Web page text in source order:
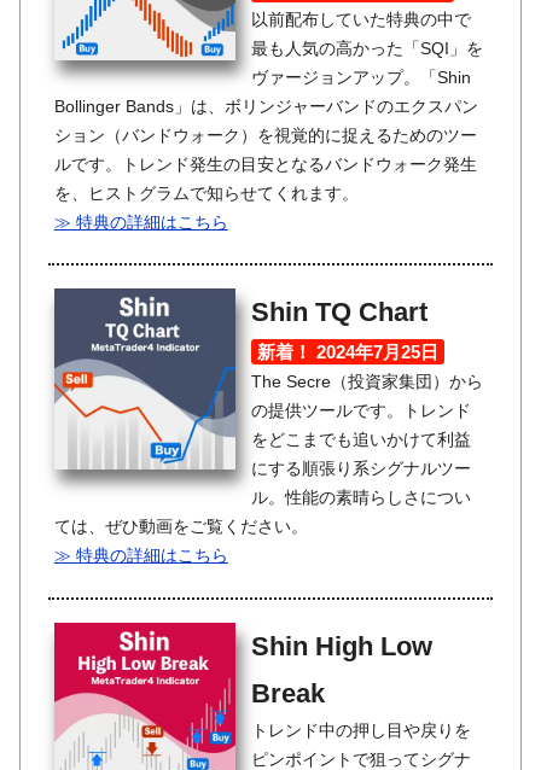
以前配布していた特典の中で
最も人気の高かった「SQI」を
ヴァージョンアップ。「Shin
Bollinger Bands」は、ボリンジャーバンドのエクスパン
ション（バンドウォーク）を視覚的に捉えるためのツー
ルです。トレンド発生の目安となるバンドウォーク発生
を、ヒストグラムで知らせてくれます。
≫ 特典の詳細はこちら
Shin TQ Chart
新着！ 2024年7月25日
The Secre（投資家集団）から
の提供ツールです。トレンド
をどこまでも追いかけて利益
にする順張り系シグナルツー
ル。性能の素晴らしさについ
ては、ぜひ動画をご覧ください。
≫ 特典の詳細はこちら
Shin High Low
Break
トレンド中の押し目や戻りを
ピンポイントで狙ってシグナ